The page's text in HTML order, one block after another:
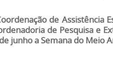
de Assistência
de Pesquisa e
junho a Semana do Meio